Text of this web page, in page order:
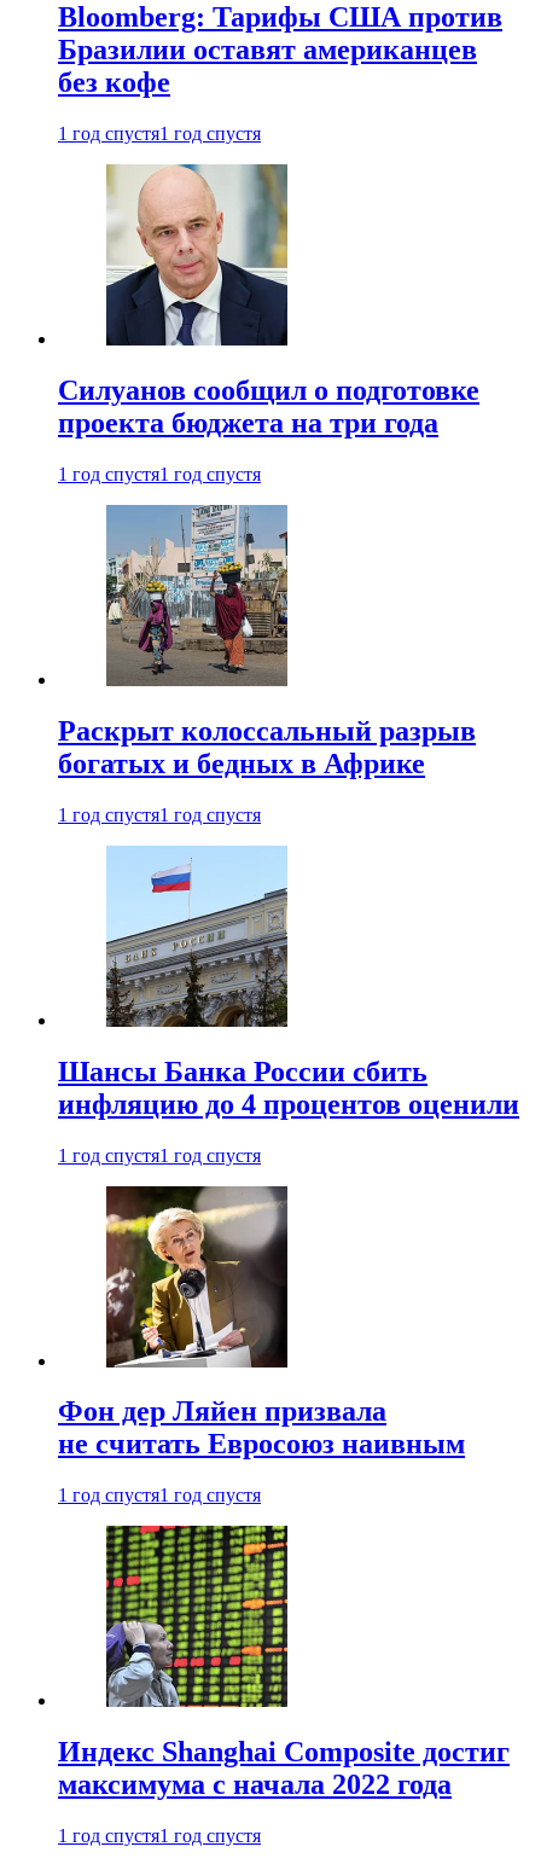
Bloomberg: Тарифы США против
Бразилии оставят американцев
без кофе
1 год спустя1 год спустя
Силуанов сообщил о подготовке
проекта бюджета на три года
1 год спустя1 год спустя
Раскрыт колоссальный разрыв
богатых и бедных в Африке
1 год спустя1 год спустя
Шансы Банка России сбить
инфляцию до 4 процентов оценили
1 год спустя1 год спустя
Фон дер Ляйен призвала
не считать Евросоюз наивным
1 год спустя1 год спустя
Индекс Shanghai Composite достиг
максимума с начала 2022 года
1 год спустя1 год спустя